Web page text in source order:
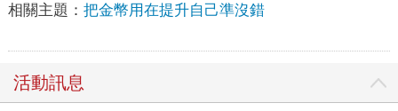
相關主題： 把金幣用在提升自己準沒錯
活動訊息